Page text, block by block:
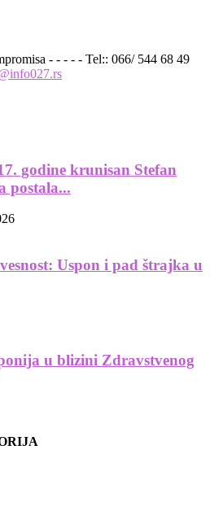
- - - - - Tel:: 066/ 544 68 49
godine krunisan Stefan
postala...
Uspon i pad štrajka u
u blizini Zdravstvenog